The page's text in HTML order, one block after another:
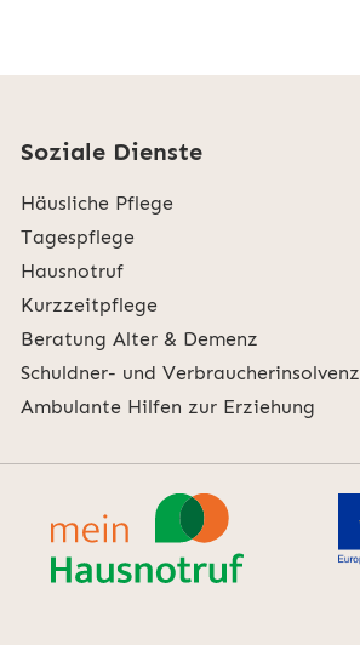
Soziale Dienste
Häusliche Pflege
Tagespflege
Hausnotruf
Kurzzeitpflege
Beratung Alter & Demenz
Schuldner- und Verbraucherinsolvenz
Ambulante Hilfen zur Erziehung